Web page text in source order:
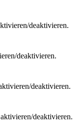
deaktivieren.
deaktivieren.
deaktivieren.
deaktivieren.